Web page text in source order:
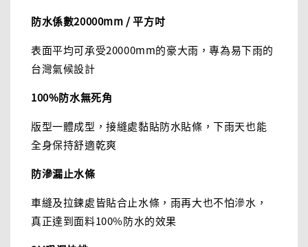
防水係數20000mm / 平方吋
表面平均可承受20000mm的豪大雨，專為易下雨的
台灣氣候設計
100%防水無死角
版型一體成型，接縫處黏貼防水貼條，下雨天也能
全身保持舒適乾爽
防滲漏止水條
車縫及拉鍊處皆貼合止水條，雨再大也不怕滲水，
真正達到面料100%防水的效果